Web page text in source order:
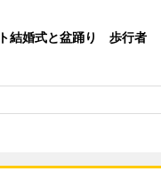
結婚式と盆踊り 歩行者